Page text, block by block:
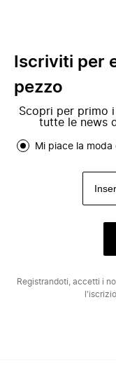
Iscriviti per
pezzo
Scopri per primo
tutte le news
Mi piace la moda
Registrandoti, accetti i